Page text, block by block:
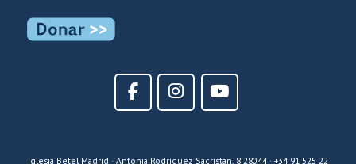
Iglesia Betel Madrid · Antonia Rodríguez Sacristán, 8 28044 · +34 91 525 22